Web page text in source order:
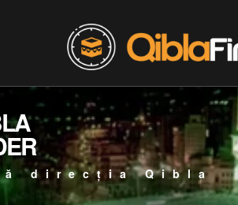
direcția Qibla